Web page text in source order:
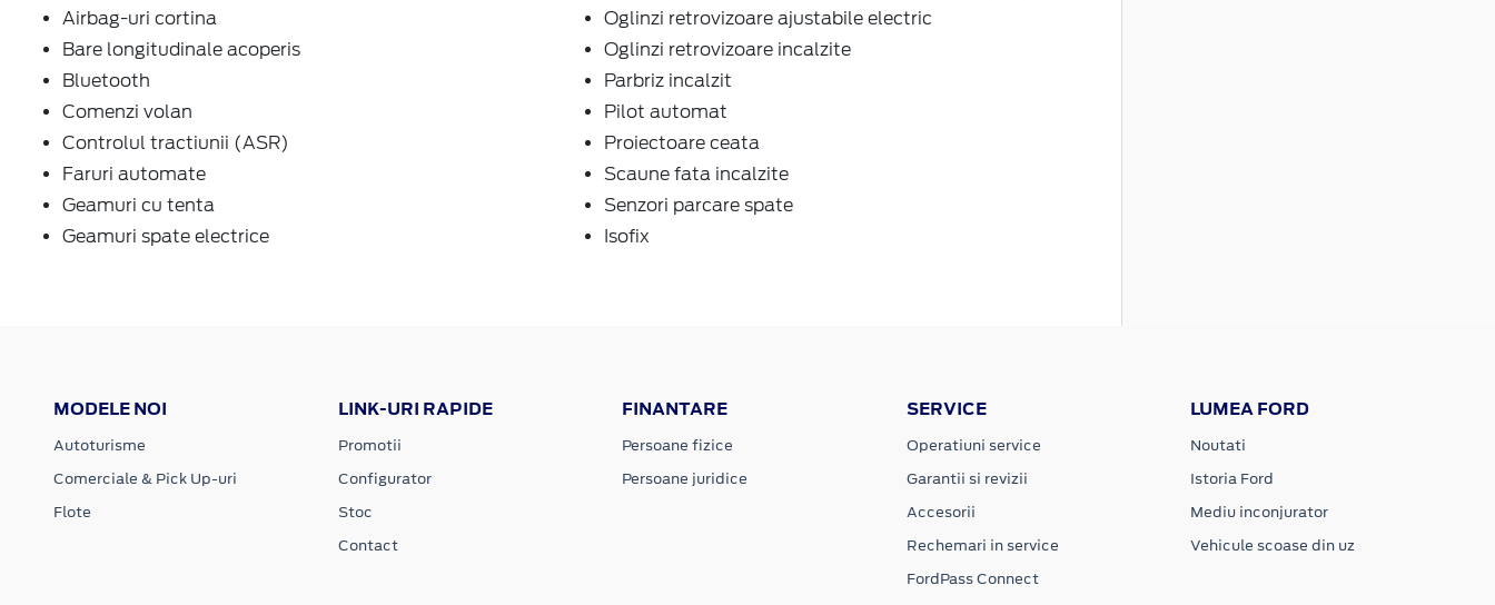
Airbag-uri cortina
Bare longitudinale acoperis
Bluetooth
Comenzi volan
Controlul tractiunii (ASR)
Faruri automate
Geamuri cu tenta
Geamuri spate electrice
Oglinzi retrovizoare ajustabile electric
Oglinzi retrovizoare incalzite
Parbriz incalzit
Pilot automat
Proiectoare ceata
Scaune fata incalzite
Senzori parcare spate
Isofix
MODELE NOI
Autoturisme
Comerciale & Pick Up-uri
Flote
LINK-URI RAPIDE
Promotii
Configurator
Stoc
Contact
FINANTARE
Persoane fizice
Persoane juridice
SERVICE
Operatiuni service
Garantii si revizii
Accesorii
Rechemari in service
FordPass Connect
LUMEA FORD
Noutati
Istoria Ford
Mediu inconjurator
Vehicule scoase din uz